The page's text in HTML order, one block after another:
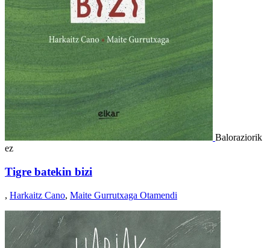
Baloraziorik
ez
Tigre batekin bizi
, Harkaitz Cano, Maite Gurrutxaga Otamendi